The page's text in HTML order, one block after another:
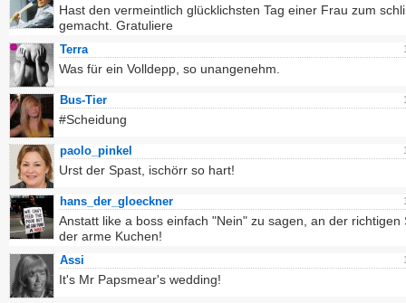
Hast den vermeintlich glücklichsten Tag einer Frau zum
gemacht. Gratuliere
Terra
Was für ein Volldepp, so unangenehm.
Bus-Tier
#Scheidung
paolo_pinkel
Urst der Spast, ischörr so hart!
hans_der_gloeckner
Anstatt like a boss einfach "Nein" zu sagen, an der richtigen
der arme Kuchen!
Assi
It's Mr Papsmear's wedding!